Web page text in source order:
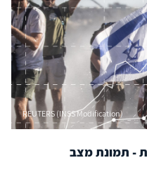
REUTERS (INSS Modification)
- תמונת מצב